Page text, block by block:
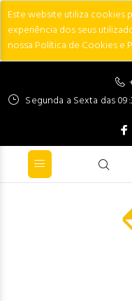
Este website utiliza cookies
experiência dos seus
nossa Política de Cookies e
Segunda a Sexta das